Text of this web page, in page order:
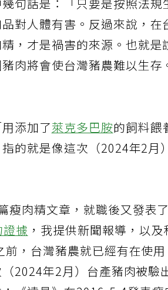
幾句話是：「只要是按照法規
對人體有害。反過來說，在
，才是禍害的來源。也就是
肉將會使台灣豬農難以生存
添加了萊克多巴胺的飼料餵
的就是像這次（2024年2月
瘦肉精文章，就職後又發表
證據 ，我提供新聞報導，以
，台灣豬農就已經有在使
2024年2月）台產豬肉被驗